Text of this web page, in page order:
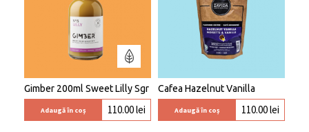
Gimber 200ml Sweet Lilly Sgr
Adaugă în coș 110.00lei
Cafea Hazelnut Vanilla
Adaugă în coș 110.00lei